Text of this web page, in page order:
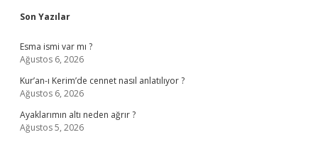
Sidebar
Son Yazılar
Esma ismi var mı ?
Ağustos 6, 2026
Kur’an-ı Kerim’de cennet nasıl anlatılıyor ?
Ağustos 6, 2026
Ayaklarımın altı neden ağrır ?
Ağustos 5, 2026